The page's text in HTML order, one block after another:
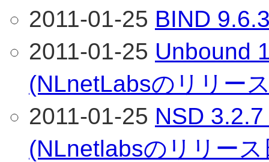
2011-01-25 BIND
2011-01-25 Unbound
(NLnetLabsのリリー
2011-01-25 NSD
(NLnetlabsのリリー